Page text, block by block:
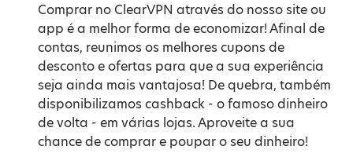
Comprar no ClearVPN através do nosso site ou
app é a melhor forma de economizar! Afinal de
contas, reunimos os melhores cupons de
desconto e ofertas para que a sua experiência
seja ainda mais vantajosa! De quebra, também
disponibilizamos cashback - o famoso dinheiro
de volta - em várias lojas. Aproveite a sua
chance de comprar e poupar o seu dinheiro!